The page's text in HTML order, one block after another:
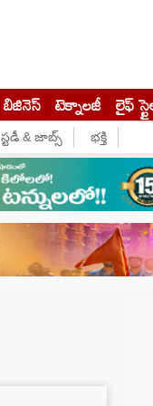
బిజినెస్‌ టెక్నాలజీ లైఫ్
స్టడీ & జాబ్స్ భక్తి